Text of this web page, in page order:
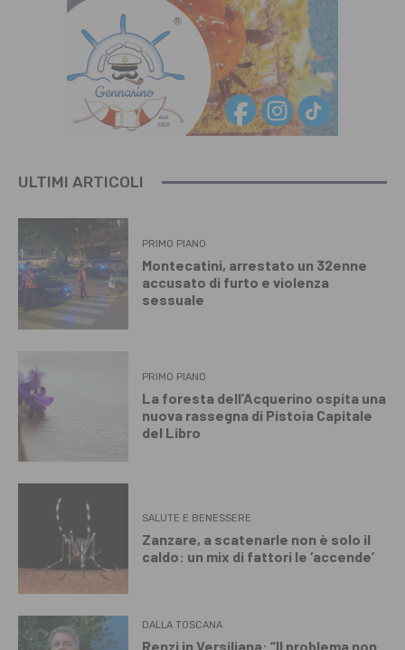
ULTIMI ARTICOLI
PRIMO PIANO
Montecatini, arrestato un 32enne
accusato di furto e violenza
sessuale
PRIMO PIANO
La foresta dell’Acquerino ospita una
nuova rassegna di Pistoia Capitale
del Libro
SALUTE E BENESSERE
Zanzare, a scatenarle non è solo il
caldo: un mix di fattori le ‘accende’
DALLA TOSCANA
Renzi in Versiliana: “Il problema non